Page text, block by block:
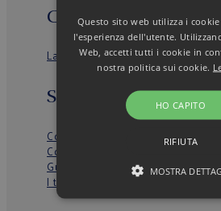
Chi Siamo
La nostra storia
Servizio clienti
Condizioni Generali di Vendita
Contattaci
Guida alla taglia
I tuoi dati
Questo sito web utilizza i
l'esperienza dell'utente.
Web, accetti tutti i cookie in
nostra politica sui cookie.
HO CAPITO
RIFIUTA
MOSTRA